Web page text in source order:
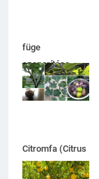
füge
szaporítása
Citromfa (Citrus
x limon)